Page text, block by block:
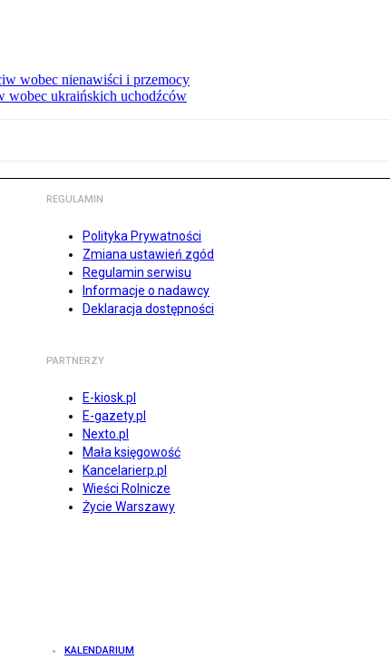
wobec nienawiści i przemocy
wobec ukraińskich uchodźców
REGULAMIN
Polityka Prywatności
Zmiana ustawień zgód
Regulamin serwisu
Informacje o nadawcy
Deklaracja dostępności
PARTNERZY
E-kiosk.pl
E-gazety.pl
Nexto.pl
Mała księgowość
Kancelarierp.pl
Wieści Rolnicze
Życie Warszawy
KALENDARIUM